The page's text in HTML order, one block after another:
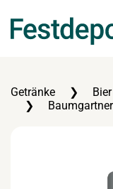
Zum Hauptinhalt
Getränke Bier